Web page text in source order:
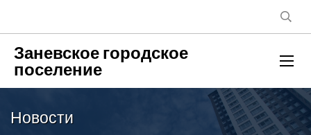
Заневское городское
поселение
Новости